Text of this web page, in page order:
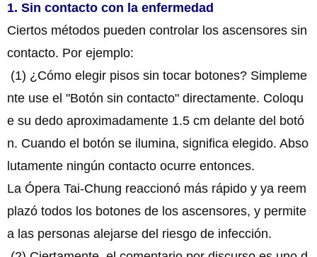
1. Sin contacto con la enfermedad
Ciertos métodos pueden controlar los ascensores sin
contacto. Por ejemplo:
(1) ¿Cómo elegir pisos sin tocar botones? Simpleme
nte use el "Botón sin contacto" directamente. Coloqu
e su dedo aproximadamente 1.5 cm delante del botó
n. Cuando el botón se ilumina, significa elegido. Abso
lutamente ningún contacto ocurre entonces.
La Ópera Tai-Chung reaccionó más rápido y ya reem
plazó todos los botones de los ascensores, y permite
a las personas alejarse del riesgo de infección.